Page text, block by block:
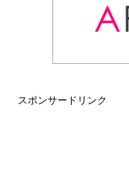
スポンサードリンク